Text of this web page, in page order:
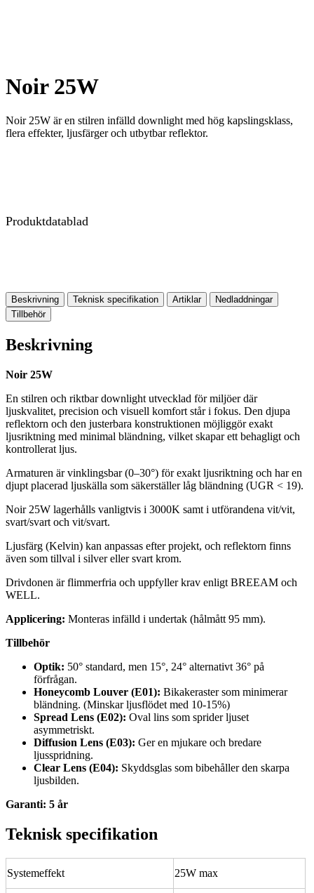
Noir 25W
Noir 25W är en stilren infälld downlight med hög kapslingsklass,
flera effekter, ljusfärger och utbytbar reflektor.
Produktdatablad
Beskrivning Teknisk specifikation Artiklar
Nedladdningar
Tillbehör
Beskrivning
Noir 25W
En stilren och riktbar downlight utvecklad för miljöer där
ljuskvalitet, precision och visuell komfort står i fokus. Den djupa
reflektorn och den justerbara konstruktionen möjliggör exakt
ljusriktning med minimal bländning, vilket skapar ett behagligt och
kontrollerat ljus.
Armaturen är vinklingsbar (0–30°) för exakt ljusriktning och har en
djupt placerad ljuskälla som säkerställer låg bländning (UGR < 19).
Noir 25W lagerhålls vanligtvis i 3000K samt i utförandena vit/vit,
svart/svart och vit/svart.
Ljusfärg (Kelvin) kan anpassas efter projekt, och reflektorn finns
även som tillval i silver eller svart krom.
Drivdonen är flimmerfria och uppfyller krav enligt BREEAM och
WELL.
Applicering: Monteras infälld i undertak (hålmått 95 mm).
Tillbehör
Optik: 50° standard, men 15°, 24° alternativt 36° på
förfrågan.
Honeycomb Louver (E01): Bikakeraster som minimerar
bländning. (Minskar ljusflödet med 10-15%)
Spread Lens (E02): Oval lins som sprider ljuset
asymmetriskt.
Diffusion Lens (E03): Ger en mjukare och bredare
ljusspridning.
Clear Lens (E04): Skyddsglas som bibehåller den skarpa
ljusbilden.
Garanti: 5 år
Teknisk specifikation
Systemeffekt 25W max